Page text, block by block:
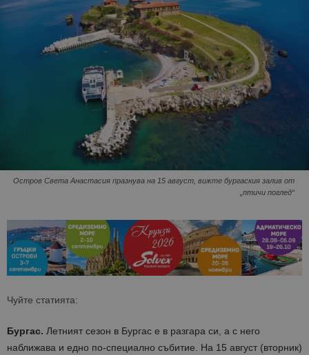
Остров Света Анастасия празнува на 15 август, вижте бургаския залив от
„птичи поглед“
Чуйте статията:
Бургас. Летният сезон в Бургас е в разгара си, а с него
наближава и едно по-специално събитие. На 15 август (вторник)